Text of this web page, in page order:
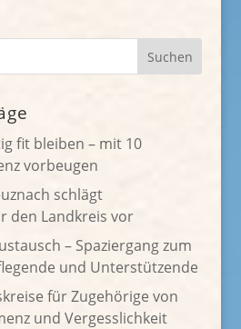
fit bleiben – mit 10
vorbeugen
schlägt
den Landkreis vor
– Spaziergang zum
und Unterstützende
für Zugehörige von
und Vergesslichkeit